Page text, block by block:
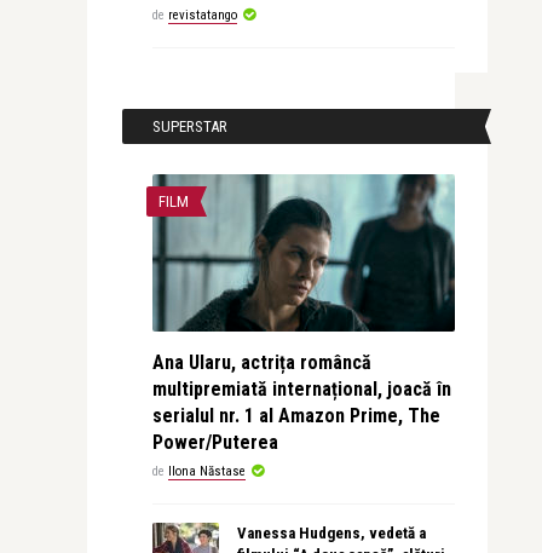
de revistatango
SUPERSTAR
FILM
Ana Ularu, actrița româncă
multipremiată internațional, joacă în
serialul nr. 1 al Amazon Prime, The
Power/Puterea
de Ilona Năstase
Vanessa Hudgens, vedetă a